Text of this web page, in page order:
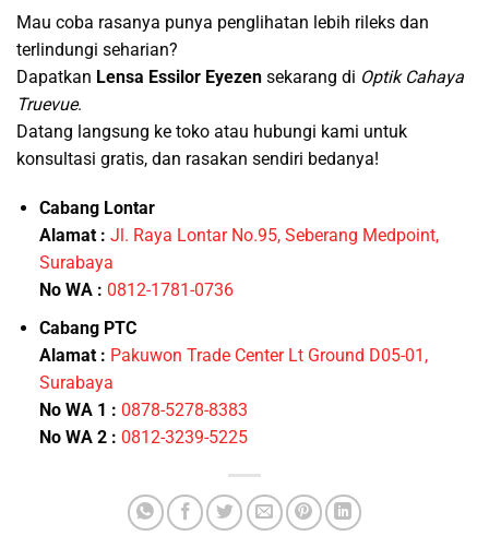
Mau coba rasanya punya penglihatan lebih rileks dan
terlindungi seharian?
Dapatkan Lensa Essilor Eyezen sekarang di Optik Cahaya
Truevue.
Datang langsung ke toko atau hubungi kami untuk
konsultasi gratis, dan rasakan sendiri bedanya!
Cabang Lontar
Alamat : Jl. Raya Lontar No.95, Seberang Medpoint,
Surabaya
No WA : 0812-1781-0736
Cabang PTC
Alamat : Pakuwon Trade Center Lt Ground D05-01,
Surabaya
No WA 1 : 0878-5278-8383
No WA 2 : 0812-3239-5225